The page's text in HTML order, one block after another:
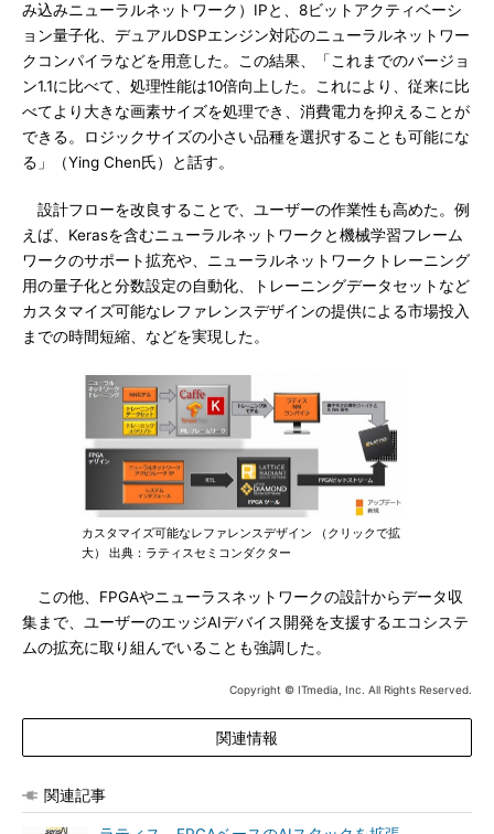
み込みニューラルネットワーク）IPと、8ビットアクティベーシ
ョン量子化、デュアルDSPエンジン対応のニューラルネットワー
クコンパイラなどを用意した。この結果、「これまでのバージョ
ン1.1に比べて、処理性能は10倍向上した。これにより、従来に比
べてより大きな画素サイズを処理でき、消費電力を抑えることが
できる。ロジックサイズの小さい品種を選択することも可能にな
る」（Ying Chen氏）と話す。
設計フローを改良することで、ユーザーの作業性も高めた。例
えば、Kerasを含むニューラルネットワークと機械学習フレーム
ワークのサポート拡充や、ニューラルネットワークトレーニング
用の量子化と分数設定の自動化、トレーニングデータセットなど
カスタマイズ可能なレファレンスデザインの提供による市場投入
までの時間短縮、などを実現した。
カスタマイズ可能なレファレンスデザイン （クリックで拡
大） 出典：ラティスセミコンダクター
この他、FPGAやニューラスネットワークの設計からデータ収
集まで、ユーザーのエッジAIデバイス開発を支援するエコシステ
ムの拡充に取り組んでいることも強調した。
Copyright © ITmedia, Inc. All Rights Reserved.
関連情報
関連記事